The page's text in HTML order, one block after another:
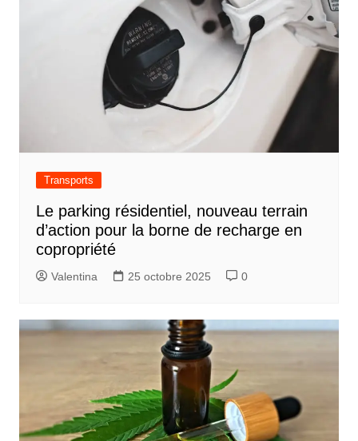
Transports
Le parking résidentiel, nouveau terrain
d’action pour la borne de recharge en
copropriété
Valentina 25 octobre 2025 0